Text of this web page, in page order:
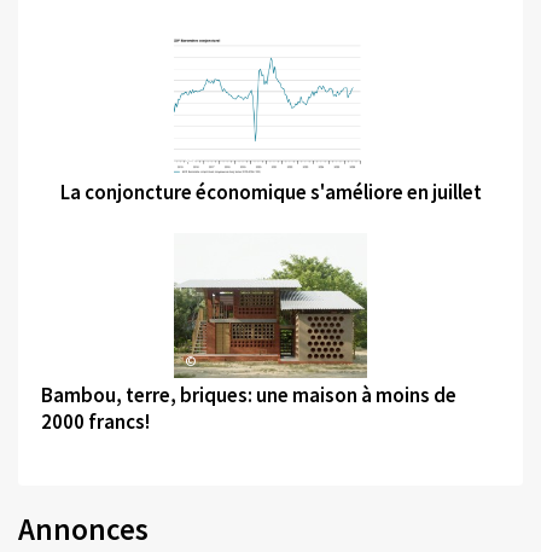
©
La conjoncture économique s'améliore en juillet
©
Bambou, terre, briques: une maison à moins de
2000 francs!
Annonces